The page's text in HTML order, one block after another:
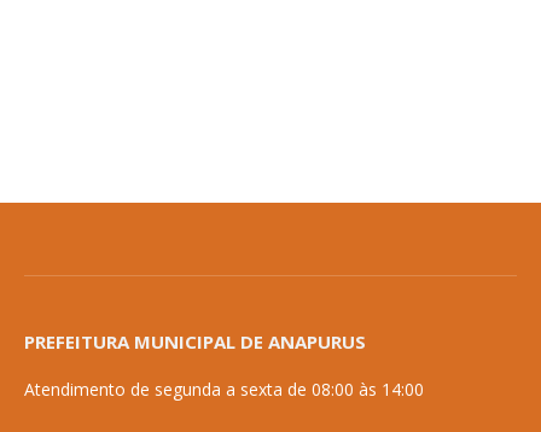
PREFEITURA MUNICIPAL DE ANAPURUS
Atendimento de segunda a sexta de 08:00 às 14:00